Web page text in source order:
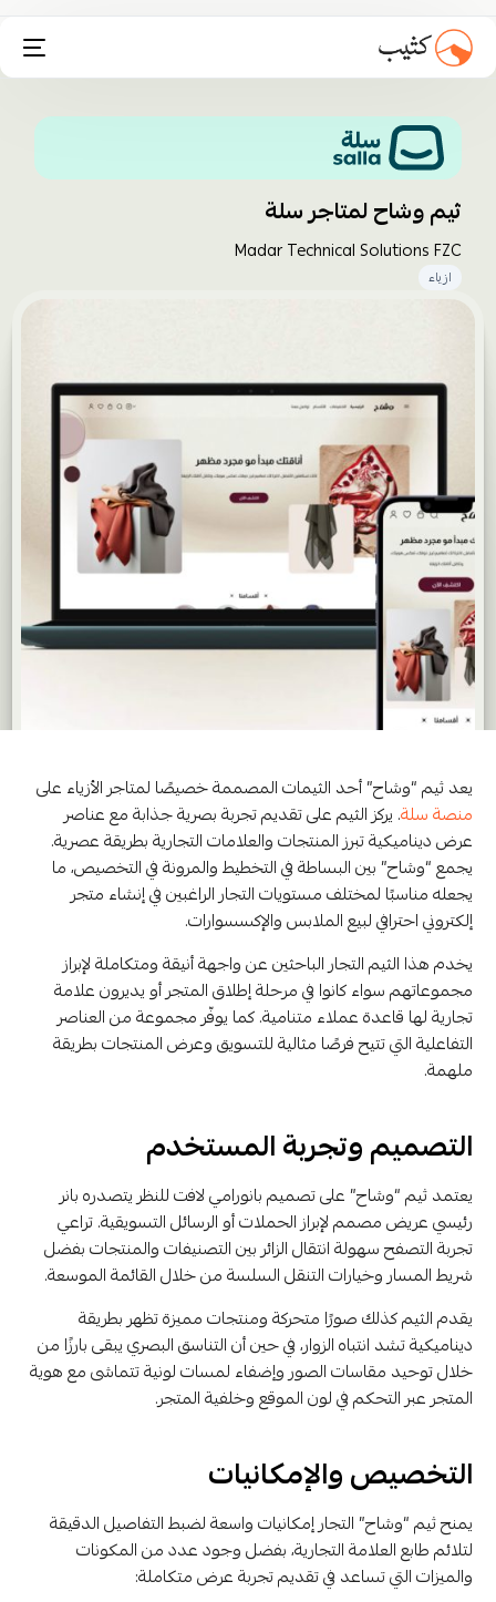
ثيم وشاح لمتاجر سلة
Madar Technical Solutions FZC
ازياء
يعد ثيم “وشاح” أحد الثيمات المصممة خصيصًا لمتاجر الأزياء على
منصة سلة. يركز الثيم على تقديم تجربة بصرية جذابة مع عناصر
عرض ديناميكية تبرز المنتجات والعلامات التجارية بطريقة عصرية.
يجمع “وشاح” بين البساطة في التخطيط والمرونة في التخصيص، ما
يجعله مناسبًا لمختلف مستويات التجار الراغبين في إنشاء متجر
إلكتروني احترافي لبيع الملابس والإكسسوارات.
يخدم هذا الثيم التجار الباحثين عن واجهة أنيقة ومتكاملة لإبراز
مجموعاتهم سواء كانوا في مرحلة إطلاق المتجر أو يديرون علامة
تجارية لها قاعدة عملاء متنامية. كما يوفّر مجموعة من العناصر
التفاعلية التي تتيح فرصًا مثالية للتسويق وعرض المنتجات بطريقة
ملهمة.
التصميم وتجربة المستخدم
يعتمد ثيم “وشاح” على تصميم بانورامي لافت للنظر يتصدره بانر
رئيسي عريض مصمم لإبراز الحملات أو الرسائل التسويقية. تراعي
تجربة التصفح سهولة انتقال الزائر بين التصنيفات والمنتجات بفضل
شريط المسار وخيارات التنقل السلسة من خلال القائمة الموسعة.
يقدم الثيم كذلك صورًا متحركة ومنتجات مميزة تظهر بطريقة
ديناميكية تشد انتباه الزوار، في حين أن التناسق البصري يبقى بارزًا من
خلال توحيد مقاسات الصور وإضفاء لمسات لونية تتماشى مع هوية
المتجر عبر التحكم في لون الموقع وخلفية المتجر.
التخصيص والإمكانيات
يمنح ثيم “وشاح” التجار إمكانيات واسعة لضبط التفاصيل الدقيقة
لتلائم طابع العلامة التجارية، بفضل وجود عدد من المكونات
والميزات التي تساعد في تقديم تجربة عرض متكاملة: